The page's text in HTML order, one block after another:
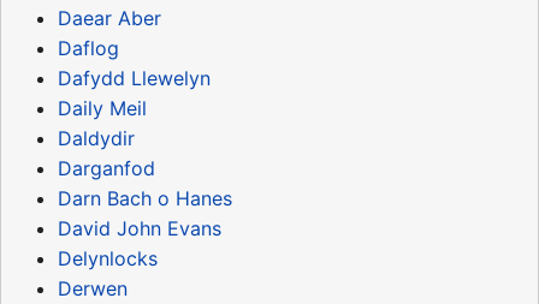
Daear Aber
Daflog
Dafydd Llewelyn
Daily Meil
Daldydir
Darganfod
Darn Bach o Hanes
David John Evans
Delynlocks
Derwen